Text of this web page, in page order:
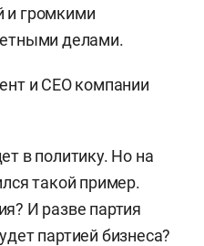
и громкими
делами.
и CEO компании
в политику. Но на
такой пример.
И разве партия
партией бизнеса?